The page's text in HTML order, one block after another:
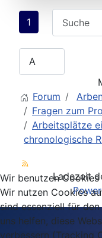
1
Forum
Fragen zum
Arbeitsplätze
chronologische
Ladezeit
Wir benutzen Cookies
Wir nutzen Cookies
sind essenziell für
uns helfen, diese
verbessern (Tracking